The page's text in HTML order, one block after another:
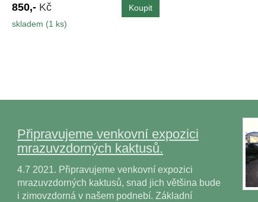
850,- Kč
skladem (1 ks)
Připravujeme venkovní expozici
mrazuvzdorných kaktusů.
4.7 2021. Připravujeme venkovní expozici
mrazuvzdorných kaktusů, snad jich většina bude
i zimovzdorná v našem podnebí. Základní